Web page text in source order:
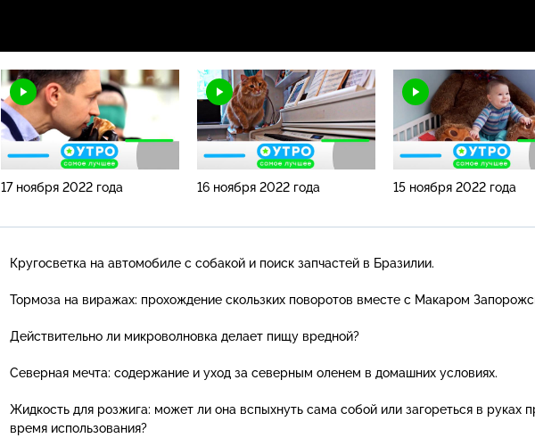
17 ноября 2022 года 16 ноября 2022 года 15 ноября 2022 года
Кругосветка на автомобиле с собакой и поиск запчастей в Бразилии.
Тормоза на виражах: прохождение скользких поворотов вместе с Макаром
Действительно ли микроволновка делает пищу вредной?
Северная мечта: содержание и уход за северным оленем в домашних условиях.
Жидкость для розжига: может ли она вспыхнуть сама собой или загореться в руках
время использования?